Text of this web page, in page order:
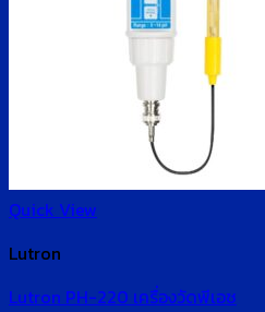
Quick View
Lutron
Lutron PH-220 เครื่องวัดพีเอช